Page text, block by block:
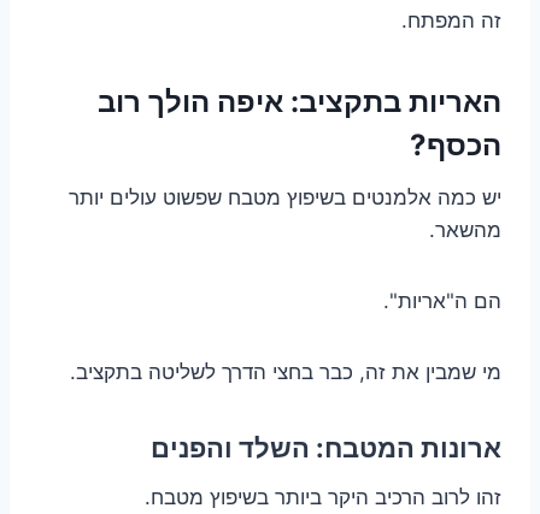
זה המפתח.
האריות בתקציב: איפה הולך רוב
הכסף?
יש כמה אלמנטים בשיפוץ מטבח שפשוט עולים יותר
מהשאר.
הם ה"אריות".
מי שמבין את זה, כבר בחצי הדרך לשליטה בתקציב.
ארונות המטבח: השלד והפנים
זהו לרוב הרכיב היקר ביותר בשיפוץ מטבח.